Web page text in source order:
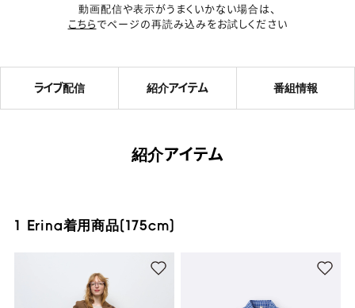
動画配信や表示がうまくいかない場合は、
こちらでページの再読み込みをお試しください
ライブ配信 紹介アイテム 番組情報
紹介アイテム
1 Erina着用商品(175cm)